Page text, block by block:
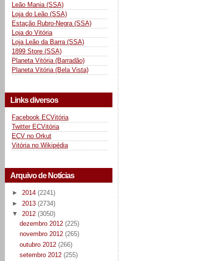
Leão Mania (SSA)
Loja do Leão (SSA)
Estação Rubro-Negra (SSA)
Loja do Vitória
Loja Leão da Barra (SSA)
1899 Store (SSA)
Planeta Vitória (Barradão)
Planeta Vitória (Bela Vista)
Links diversos
Facebook ECVitória
Twitter ECVitória
ECV no Orkut
Vitória no Wikipédia
Arquivo de Notícias
► 2014 (2241)
► 2013 (2734)
▼ 2012 (3050)
dezembro 2012 (225)
novembro 2012 (265)
outubro 2012 (266)
setembro 2012 (255)